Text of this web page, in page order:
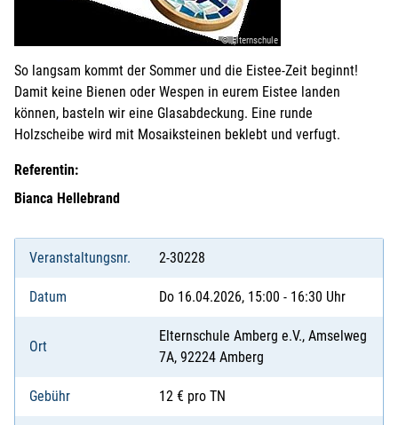
© Elternschule
So langsam kommt der Sommer und die Eistee-Zeit beginnt!
Damit keine Bienen oder Wespen in eurem Eistee landen
können, basteln wir eine Glasabdeckung. Eine runde
Holzscheibe wird mit Mosaiksteinen beklebt und verfugt.
Referentin:
Bianca Hellebrand
Veranstaltungsnr. 2-30228
Datum Do 16.04.2026, 15:00 - 16:30 Uhr
Ort
Elternschule Amberg e.V., Amselweg
7A, 92224 Amberg
Gebühr 12 € pro TN